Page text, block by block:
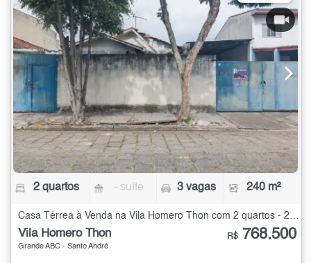
2 quartos - suíte 3 vagas 240 m²
Casa Térrea à Venda na Vila Homero Thon com 2 quartos - 240 m²
Vila Homero Thon
Grande ABC - Santo André
R$ 768.500